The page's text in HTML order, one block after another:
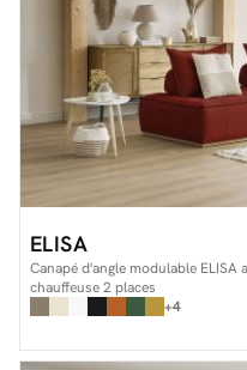
ELISA
Canapé d'angle modulable ELISA
chauffeuse 2 places
+4